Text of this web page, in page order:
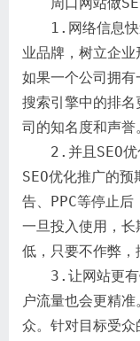
周口网站做
1.网络信息快
业品牌，树立企业
如果一个公司拥
搜索引擎中的排
司的知名度和声誉
2.并且SEO优化
SEO优化推广的
告、PPC等停止后
一旦投入使用，
低，只要不作弊，
3.让网站更有针
户流量也会更精
众。针对目标受